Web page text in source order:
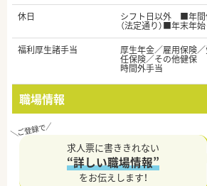
休日
シフト日以外 ■年
（法定通り）■年末年
福利厚生諸手当
厚生年金／雇用保険
任保険／その他健保
時間外手当
職場情報
求人票に書ききれない
“詳しい職場情報”
をお伝えします！